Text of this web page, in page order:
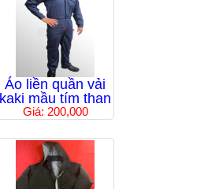
Áo liền quần vải
kaki mầu tím than
Giá: 200,000